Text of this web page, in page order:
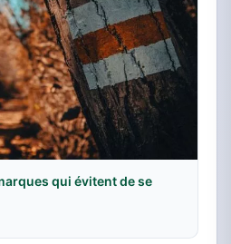
qui évitent de se